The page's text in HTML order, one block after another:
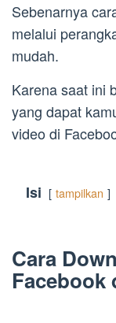
Sebenarnya
melalui
mudah.
Karena saat ini
yang dapat
video di
Isi tampilkan
Cara